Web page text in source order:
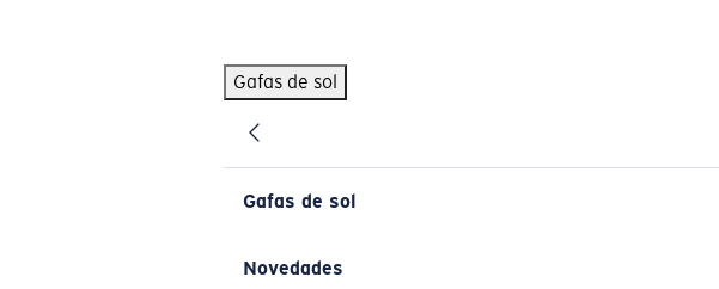
Gafas de sol
Gafas de sol
Novedades
BÚSQUEDAS POPULARES
Pilothouse PRO Limited Edition Pack
Gafas de sol personalizadas
Los más vendidos de gafas de sol